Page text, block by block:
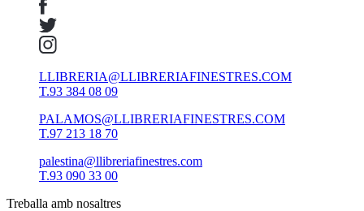
LLIBRERIA@LLIBRERIAFINESTRES.COM
T.93 384 08 09
PALAMOS@LLIBRERIAFINESTRES.COM
T.97 213 18 70
palestina@llibreriafinestres.com
T.93 090 33 00
Treballa amb nosaltres